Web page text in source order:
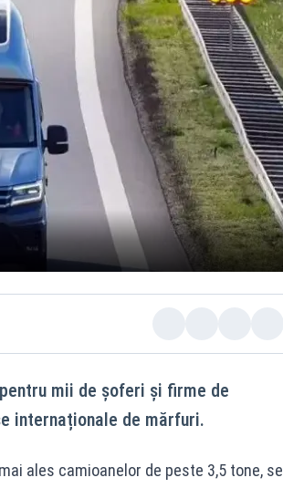
mii de șoferi și firme de
internaționale de mărfuri.
ales camioanelor de peste 3,5 tone, se